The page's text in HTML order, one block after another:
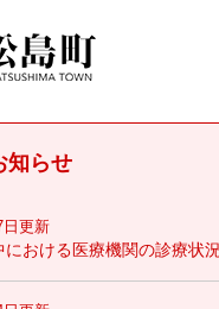
知らせ
日更新
における医療機関の診療状